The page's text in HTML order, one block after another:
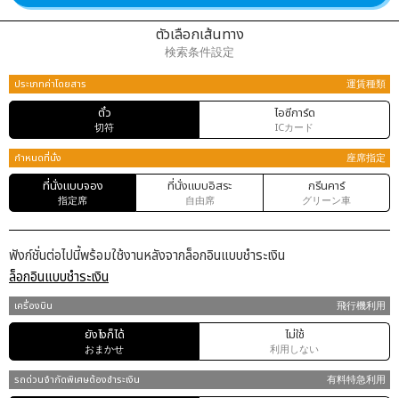
ตัวเลือกเส้นทาง
検索条件設定
ประเภทค่าโดยสาร 運賃種類
ตั๋ว
切符
ไอซีการ์ด
ICカード
กำหนดที่นั่ง 座席指定
ที่นั่งแบบจอง
指定席
ที่นั่งแบบอิสระ
自由席
กรีนคาร์
グリーン車
ฟังก์ชั่นต่อไปนี้พร้อมใช้งานหลังจากล็อกอินแบบชำระเงิน
ล็อกอินแบบชำระเงิน
เครื่องบิน 飛行機利用
ยังไงก็ได้
おまかせ
ไม่ใช้
利用しない
รถด่วนจำกัดพิเศษต้องชำระเงิน 有料特急利用